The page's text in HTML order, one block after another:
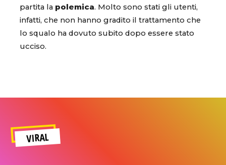
partita la polemica. Molto sono stati gli utenti,
infatti, che non hanno gradito il trattamento che
lo squalo ha dovuto subito dopo essere stato
ucciso.
VIRAL